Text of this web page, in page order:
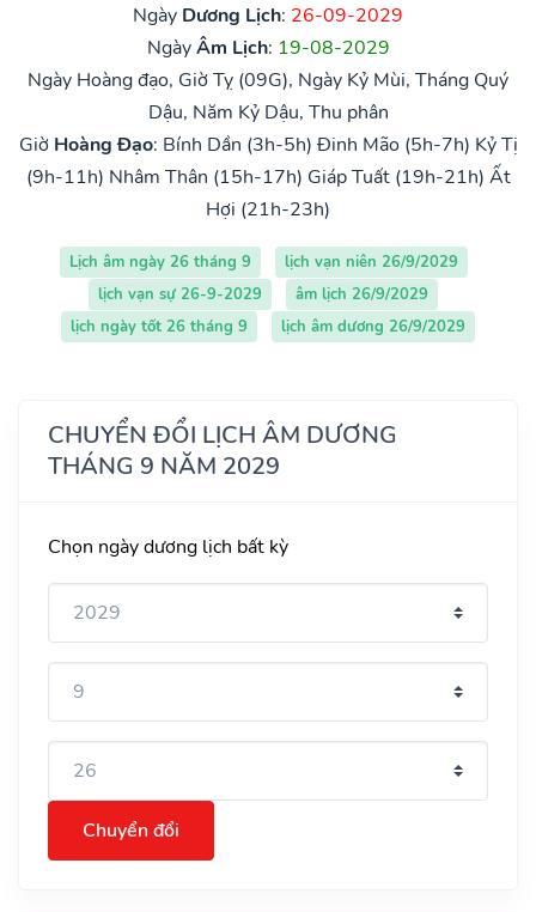
Ngày Dương Lịch: 26-09-2029
NgàyÂm Lịch: 19-08-2029
Ngày Hoàng đạo, Giờ Tỵ (09G), Ngày Kỷ Mùi, Tháng Quý
Dậu, Năm Kỷ Dậu, Thu phân
Giờ Hoàng Đạo: Bính Dần (3h-5h) Đinh Mão (5h-7h) Kỷ Tị
(9h-11h) Nhâm Thân (15h-17h) Giáp Tuất (19h-21h) Ất
Hợi (21h-23h)
Lịch âm ngày 26 tháng 9
lịch vạn niên 26/9/2029
lịch vạn sự 26-9-2029
âm lịch 26/9/2029
lịch ngày tốt 26 tháng 9
lịch âm dương 26/9/2029
CHUYỂN ĐỔI LỊCH ÂM DƯƠNG
THÁNG 9 NĂM 2029
Chọn ngày dương lịch bất kỳ
Chuyển đổi